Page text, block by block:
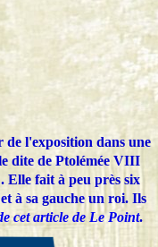
l'exposition dans une
dite de Ptolémée VIII
Elle fait à peu près six
à sa gauche un roi. Ils
cet article de Le Point.